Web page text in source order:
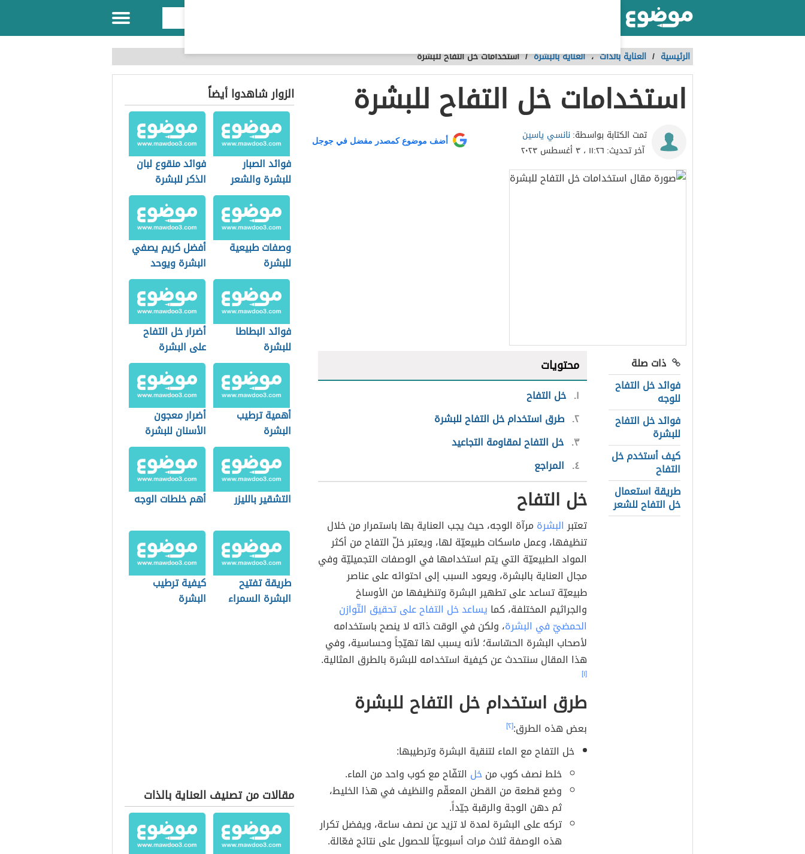
الرئيسية / العناية بالذات،العناية بالبشرة /استخدامات خل التفاح للبشرة
استخدامات خل التفاح للبشرة
تمت الكتابة بواسطة: نانسي ياسين
آخر تحديث: ١١:٢٦ ، ٣ أغسطس ٢٠٢٣
أضف موضوع كمصدر مفضل في جوجل
ذات صلة
فوائد خل التفاح
للوجه
فوائد خل التفاح
للبشرة
كيف أستخدم خل
التفاح
طريقة استعمال
خل التفاح للشعر
محتويات
١ خل التفاح
٢ طرق استخدام خل التفاح للبشرة
٣ خل التفاح لمقاومة التجاعيد
٤ المراجع
خل التفاح
تعتبرالبشرة مرآة الوجه، حيث يجب العناية بها باستمرار من خلال
تنظيفها، وعمل ماسكات طبيعيّة لها، ويعتبر خلّ التفاح من أكثر
المواد الطبيعيّة التي يتم استخدامها في الوصفات التجميليّة وفي
مجال العناية بالبشرة، ويعود السبب إلى احتوائه على عناصر
طبيعيّة تساعد على تطهير البشرة وتنظيفها من الأوساخ
والجراثيم المختلفة، كما يساعد خل التفاح على تحقيق التّوازن
الحمضيّ في البشرة، ولكن في الوقت ذاته لا ينصح باستخدامه
لأصحاب البشرة الحسّاسة؛ لأنه يسبب لها تهيّجاً وحساسية، وفي
هذا المقال سنتحدث عن كيفية استخدامه للبشرة بالطرق المثالية.
[١]
طرق استخدام خل التفاح للبشرة
بعض هذه الطرق:[٢]
خل التفاح مع الماء لتنقية البشرة وترطيبها:
خلط نصف كوب منخل التفّاح مع كوب واحد من الماء.
وضع قطعة من القطن المعقّم والنظيف في هذا الخليط،
ثم دهن الوجة والرقبة جيّداً.
تركه على البشرة لمدة لا تزيد عن نصف ساعة، ويفضل تكرار
هذه الوصفة ثلاث مرات أسبوعيّاً للحصول على نتائج فعّالة.
الزوار شاهدوا أيضاً
فوائد الصبار
للبشرة والشعر
فوائد منقوع لبان
الذكر للبشرة
وصفات طبيعية
للبشرة
أفضل كريم يصفي
البشرة ويوحد
لونها
فوائد البطاطا
للبشرة
أضرار خل التفاح
على البشرة
أهمية ترطيب
البشرة
أضرار معجون
الأسنان للبشرة
التشقير بالليزر أهم خلطات الوجه
طريقة تفتيح
البشرة السمراء
كيفية ترطيب
البشرة
مقالات من تصنيف العناية بالذات